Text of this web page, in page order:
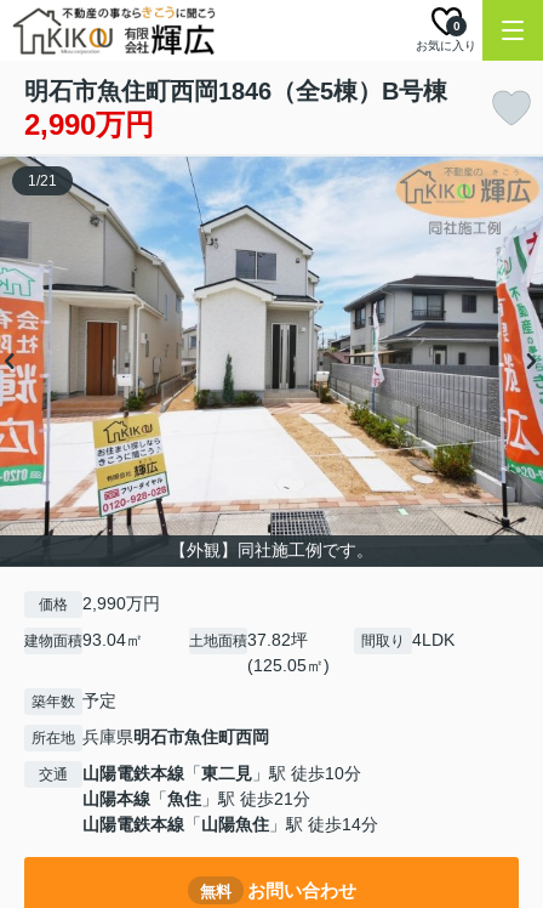
お気に入り
0
明石市魚住町西岡1846（全5棟）B号棟
2,990万円
【外観】同社施工例です。
1/21
価格 2,990万円
建物面積93.04㎡ 土地面積37.82坪
(125.05㎡)
間取り 4LDK
築年数 予定
所在地 兵庫県明石市魚住町西岡
交通 山陽電鉄本線 「東二見 」駅 徒歩10分
山陽本線 「魚住 」駅 徒歩21分
山陽電鉄本線 「山陽魚住 」駅 徒歩14分
無料 お問い合わせ